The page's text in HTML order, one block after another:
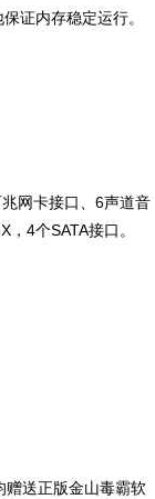
证内存稳定运行。
网卡接口、6声道音
4个SATA接口。
送正版金山毒霸软